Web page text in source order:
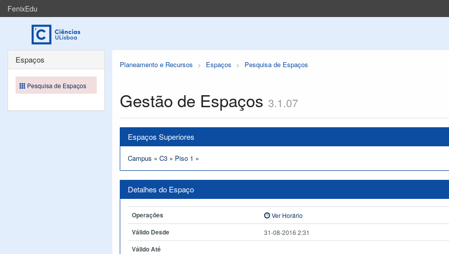
FenixEdu
Planeamento e Recursos Espaços Pesquisa de Espaços
Gestão de Espaços 3.1.07
Espaços Superiores
Campus » C3 » Piso 1 »
Detalhes do Espaço
Operações Ver Horário
Válido Desde 31-08-2016 2:31
Válido Até
Espaços
Pesquisa de Espaços